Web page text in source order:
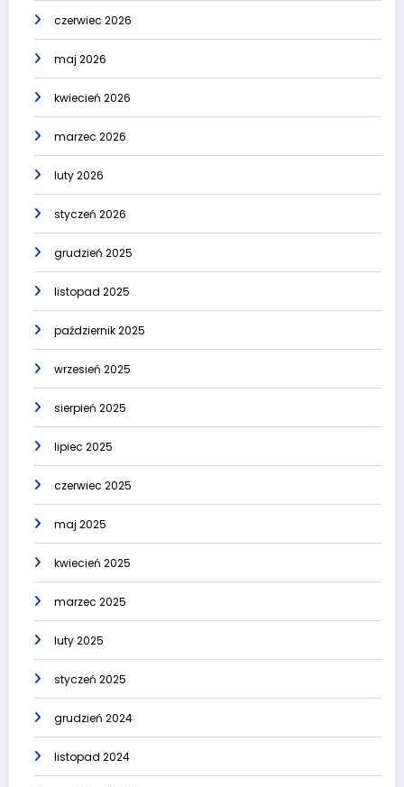
czerwiec 2026
maj 2026
kwiecień 2026
marzec 2026
luty 2026
styczeń 2026
grudzień 2025
listopad 2025
październik 2025
wrzesień 2025
sierpień 2025
lipiec 2025
czerwiec 2025
maj 2025
kwiecień 2025
marzec 2025
luty 2025
styczeń 2025
grudzień 2024
listopad 2024